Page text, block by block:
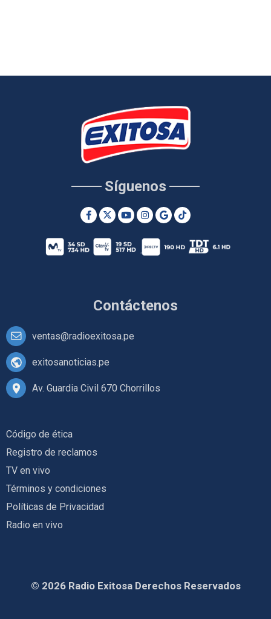
Contáctenos
ventas@radioexitosa.pe
exitosanoticias.pe
Av. Guardia Civil 670 Chorrillos
Síguenos
Código de ética
Registro de reclamos
TV en vivo
Términos y condiciones
Políticas de Privacidad
Radio en vivo
© 2026 Radio Exitosa Derechos Reservados